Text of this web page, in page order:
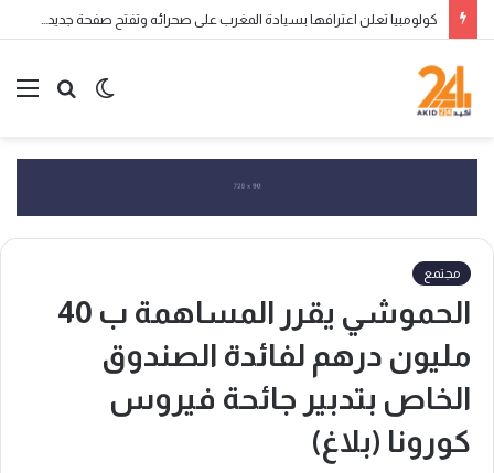
كولومبيا تعلن اعترافها بسيادة المغرب على صحرائه وتفتح صفحة جديدة في العلاقات الثنائية
بحث
الوضع
مجتمع
الحموشي يقرر المساهمة ب 40
مليون درهم لفائدة الصندوق
الخاص بتدبير جائحة فيروس
كورونا (بلاغ)